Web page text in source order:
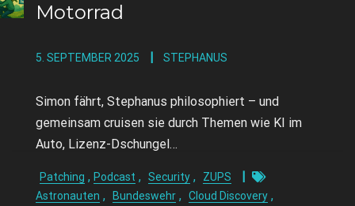
Motorrad
5. SEPTEMBER 2025 STEPHANUS
Simon fährt, Stephanus philosophiert – und
gemeinsam cruisen sie durch Themen wie KI im
Auto, Lizenz-Dschungel…
Patching , Podcast , Security ,
ZUPS
Astronauten , Bundeswehr , Cloud Discovery ,